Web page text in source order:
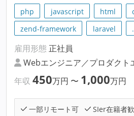
php javascript html
zend-framework
laravel
雇用形態 正社員
Webエンジニア／プロダクト
年収 450万円 〜 1,000万円
一部リモート可
SIer在籍者